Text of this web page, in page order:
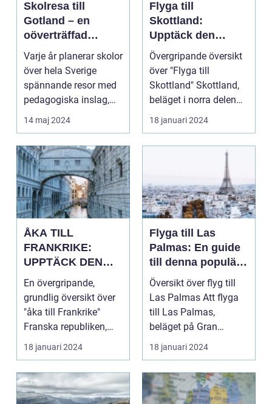
Skolresa till
Gotland – en
oöverträffad
läroplan i levande
historia
Varje år planerar skolor
över hela Sverige
spännande resor med
pedagogiska inslag,
d...
14 maj 2024
Flyga till
Skottland:
Upptäck den
magnifika naturen
och rika historien
Övergripande översikt
över "Flyga till
Skottland" Skottland,
beläget i norra delen
av Storbritannie...
18 januari 2024
ÅKA TILL
FRANKRIKE:
UPPTÄCK DEN
MÅNGFALDIGA
SKÖNHETEN
En övergripande,
grundlig översikt över
"åka till Frankrike"
Franska republiken,
känt som Frankrike...
18 januari 2024
Flyga till Las
Palmas: En guide
till denna populära
destination
Översikt över flyg till
Las Palmas Att flyga
till Las Palmas,
beläget på Gran
Canaria i Spanien, er...
18 januari 2024